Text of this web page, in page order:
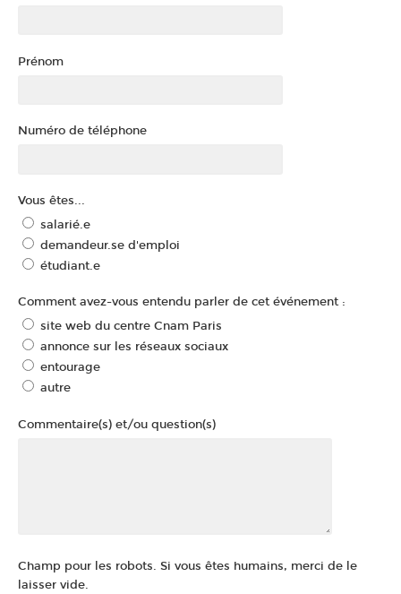
Prénom
Numéro de téléphone
Vous êtes...
salarié.e
demandeur.se d'emploi
étudiant.e
Comment avez-vous entendu parler de cet événement :
site web du centre Cnam Paris
annonce sur les réseaux sociaux
entourage
autre
Commentaire(s) et/ou question(s)
Champ pour les robots. Si vous êtes humains, merci de le
laisser vide.